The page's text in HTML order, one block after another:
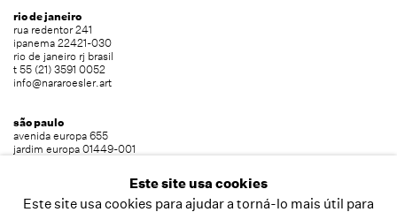
rio de janeiro
rua redentor 241
ipanema 22421-030
rio de janeiro rj brasil
t 55 (21) 3591 0052
info@nararoesler.art
são paulo
avenida europa 655
jardim europa 01449-001
Este site usa cookies
Este site usa cookies para ajudar a torná-lo mais útil para